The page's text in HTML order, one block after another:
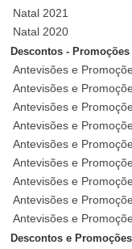
Natal 2021
Natal 2020
Descontos -
Antevisões e
Antevisões e
Antevisões e
Antevisões e
Antevisões e
Antevisões e
Antevisões e
Antevisões e
Antevisões e
Descontos e